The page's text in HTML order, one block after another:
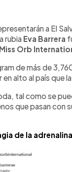
a El
rubia Eva Barrera
Miss Orb
de más de
alto al país que
tal como se
que pasan con
de la